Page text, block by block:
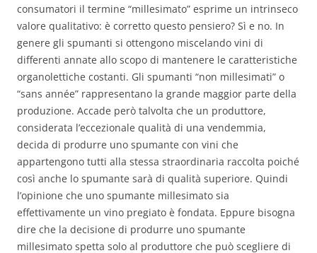
consumatori il termine “millesimato” esprime un intrinseco
valore qualitativo: è corretto questo pensiero? Sì e no. In
genere gli spumanti si ottengono miscelando vini di
differenti annate allo scopo di mantenere le caratteristiche
organolettiche costanti. Gli spumanti “non millesimati” o
“sans année” rappresentano la grande maggior parte della
produzione. Accade però talvolta che un produttore,
considerata l’eccezionale qualità di una vendemmia,
decida di produrre uno spumante con vini che
appartengono tutti alla stessa straordinaria raccolta poiché
così anche lo spumante sarà di qualità superiore. Quindi
l’opinione che uno spumante millesimato sia
effettivamente un vino pregiato è fondata. Eppure bisogna
dire che la decisione di produrre uno spumante
millesimato spetta solo al produttore che può scegliere di